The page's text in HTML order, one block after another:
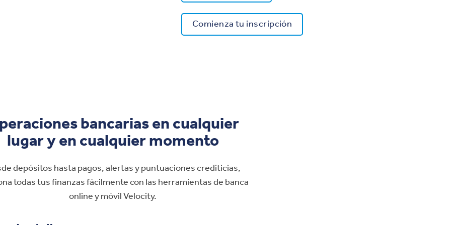
Comienza tu inscripción
bancarias en cualquier
lugar y en cualquier momento
depósitos hasta pagos, alertas y puntuaciones crediticias,
todas tus finanzas fácilmente con las herramientas de banca
online y móvil Velocity.